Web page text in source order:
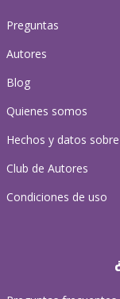
Preguntas
Autores
Blog
Quienes somos
Hechos y datos sobre
Club de Autores
Condiciones de uso